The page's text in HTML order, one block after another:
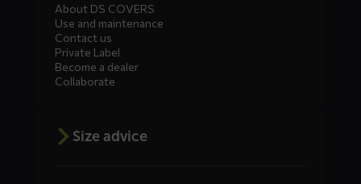
About DS COVERS
Use and maintenance
Contact us
Private Label
Become a dealer
Collaborate
Size advice